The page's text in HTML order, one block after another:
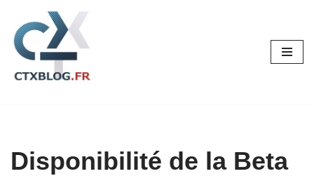
Skip
to
content
Disponibilité de la Beta